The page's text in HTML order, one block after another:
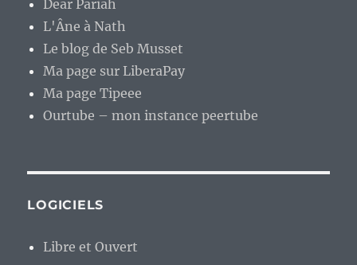
Dear Pariah
L'Âne à Nath
Le blog de Seb Musset
Ma page sur LiberaPay
Ma page Tipeee
Ourtube – mon instance peertube
LOGICIELS
Libre et Ouvert